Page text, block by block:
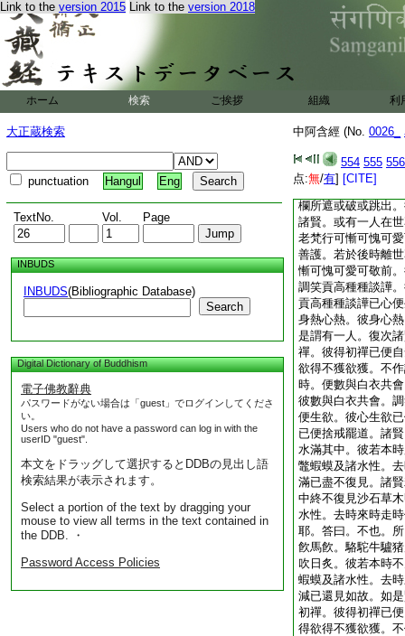
Link to the version 2015 Link to the version 2018
ホーム 検索 ご挨拶 組織 利
大正蔵検索
punctuation Hangul Eng
TextNo. Vol. Page
INBUDS
INBUDS(Bibliographic Database)
Search
Digital Dictionary of Buddhism
電子佛教辭典
パスワードがない場合は「guest」でログインしてくださ
い。
Users who do not have a password can log in with the
userID "guest".
本文をドラッグして選択するとDDBの見出し語
検索結果が表示されます。
Select a portion of the text by dragging your
mouse to view all terms in the text contained in
the DDB. ・
Password Access Policies
中阿含經 (No. 0026_
554 555 556
点:無/有] [CITE]
知他心者。不得妄
有一人在世尊前時
可慚可愧可愛可敬
於後時離世尊前。
會。調笑貢高種種
調笑貢高種種談譁
已。便身熱心熱。
諸賢。猶若如牛入
繩繋或著欄中。諸
復入他田中。如是
所以者何。謂彼牛
欄所遮或破或跳出
諸賢。或有一人在
老梵行可慚可愧可
善護。若於後時離
慚可愧可愛可敬前
調笑貢高種種談譁
貢高種種談譁已心
身熱心熱。彼身心
是謂有一人。復次
禪。彼得初禪已便
欲得不獲欲獲。不
時。便數與白衣共
彼數與白衣共會。
便生欲。彼心生欲
已便捨戒罷道。諸
水滿其中。彼若本
鼈蝦蟆及諸水性。
滿已盡不復見。諸
中終不復見沙石草
水性。去時來時走
耶。答曰。不也。
飮馬飮。駱駝牛驢
吹日炙。彼若本時
蝦蟆及諸水性。去
減已還見如故。如
初禪。彼得初禪已
得欲得不獲欲獲。